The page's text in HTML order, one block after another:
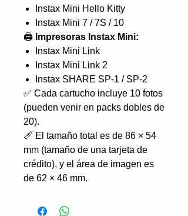
Instax Mini Hello Kitty
Instax Mini 7 / 7S / 10
🖨️ Impresoras Instax Mini:
Instax Mini Link
Instax Mini Link 2
Instax SHARE SP-1 / SP-2
✅ Cada cartucho incluye 10 fotos
(pueden venir en packs dobles de
20).
📏 El tamaño total es de 86 × 54
mm (tamaño de una tarjeta de
crédito), y el área de imagen es
de 62 × 46 mm.